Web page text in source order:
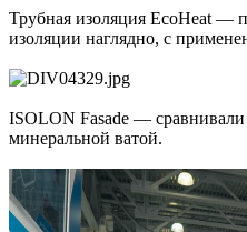
Трубная изоляция EcoHeat —
изоляции наглядно, с
ISOLON Fasade — сравнивали
минеральной ватой.